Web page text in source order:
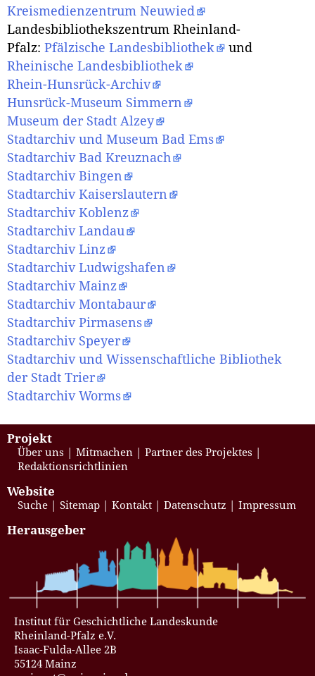
Kreismedienzentrum Neuwied
Landesbibliothekszentrum Rheinland-
Pfalz: Pfälzische Landesbibliothek
und
Rheinische Landesbibliothek
Rhein-Hunsrück-Archiv
Hunsrück-Museum Simmern
Museum der Stadt Alzey
Stadtarchiv und Museum Bad Ems
Stadtarchiv Bad Kreuznach
Stadtarchiv Bingen
Stadtarchiv Kaiserslautern
Stadtarchiv Koblenz
Stadtarchiv Landau
Stadtarchiv Linz
Stadtarchiv Ludwigshafen
Stadtarchiv Mainz
Stadtarchiv Montabaur
Stadtarchiv Pirmasens
Stadtarchiv Speyer
Stadtarchiv und Wissenschaftliche Bibliothek
der Stadt Trier
Stadtarchiv Worms
Projekt
Über uns Mitmachen
Partner des Projektes
Redaktionsrichtlinien
Website
Suche Sitemap Kontakt Datenschutz Impressum
Herausgeber
Institut für Geschichtliche Landeskunde
Rheinland-Pfalz e.V.
Isaac-Fulda-Allee 2B
55124 Mainz